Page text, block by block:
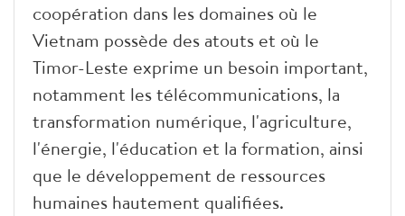
coopération dans les domaines où le
Vietnam possède des atouts et où le
Timor-Leste exprime un besoin important,
notamment les télécommunications, la
transformation numérique, l'agriculture,
l'énergie, l'éducation et la formation, ainsi
que le développement de ressources
humaines hautement qualifiées.